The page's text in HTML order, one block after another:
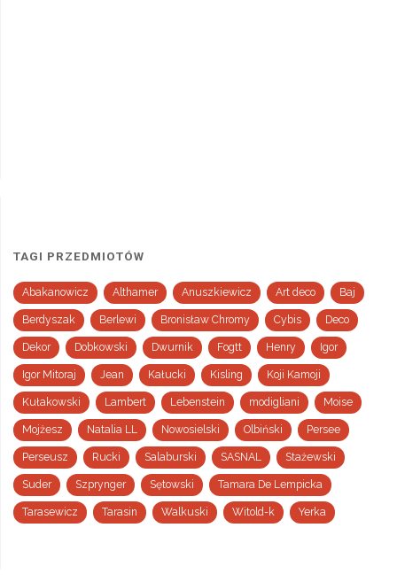
TAGI PRZEDMIOTÓW
Abakanowicz Althamer Anuszkiewicz Art deco Baj
Berdyszak Berlewi Bronisław Chromy Cybis Deco
Dekor Dobkowski Dwurnik Fogtt Henry Igor
Igor Mitoraj Jean Kałucki Kisling Koji Kamoji
Kułakowski Lambert Lebenstein modigliani Moise
Mojżesz Natalia LL Nowosielski Olbiński Persee
Perseusz Rucki Salaburski SASNAL Stażewski
Suder Szprynger Sętowski Tamara De Lempicka
Tarasewicz Tarasin Walkuski Witold-k Yerka